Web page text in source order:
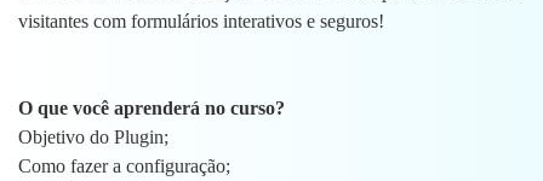
visitantes com formulários interativos e seguros!
O que você aprenderá no curso?
Objetivo do Plugin;
Como fazer a configuração;